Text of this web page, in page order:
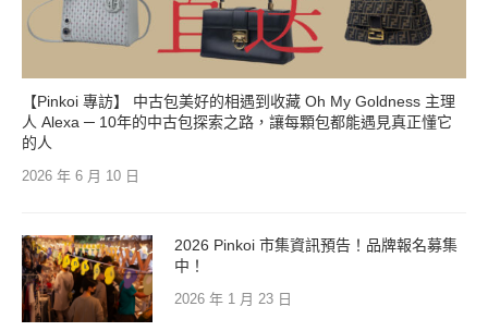
【Pinkoi 專訪】 中古包美好的相遇到收藏 Oh My Goldness 主理
人 Alexa ─ 10年的中古包探索之路，讓每顆包都能遇見真正懂它
的人
2026 年 6 月 10 日
2026 Pinkoi 市集資訊預告！品牌報名募集
中！
2026 年 1 月 23 日